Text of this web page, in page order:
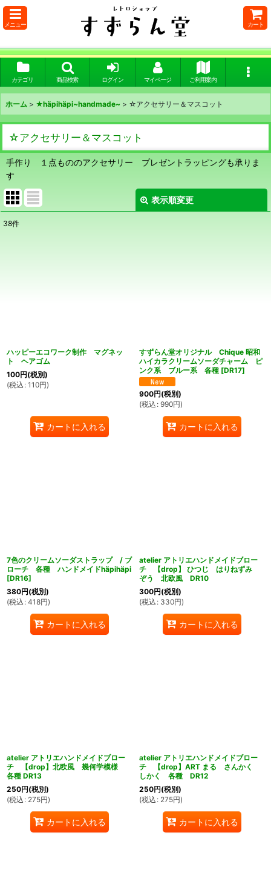
メニュー カート
カテゴリ 商品検索 ログイン マイページ ご利用案内
ホーム > ★häpihäpi~handmade~ > ☆アクセサリー＆マスコット
☆アクセサリー＆マスコット
手作り １点もののアクセサリー プレゼントラッピングも承りま
す
表示順変更
38件
ハッピーエコワーク制作 マグネッ
ト ヘアゴム
100円(税別)
(税込 : 110円)
カートに入れる
すずらん堂オリジナル Chique 昭和
ハイカラクリームソーダチャーム ピ
ンク系 ブルー系 各種 [DR17]
900円(税別)
(税込 : 990円)
カートに入れる
7色のクリームソーダストラップ / ブ
ローチ 各種 ハンドメイドhäpihäpi
[DR16]
380円(税別)
(税込 : 418円)
カートに入れる
atelier アトリエハンドメイドブロー
チ 【drop】 ひつじ はりねずみ
ぞう 北欧風 DR10
300円(税別)
(税込 : 330円)
カートに入れる
atelier アトリエハンドメイドブロー
チ 【drop】北欧風 幾何学模様
各種 DR13
250円(税別)
(税込 : 275円)
カートに入れる
atelier アトリエハンドメイドブロー
チ 【drop】ART まる さんかく
しかく 各種 DR12
250円(税別)
(税込 : 275円)
カートに入れる